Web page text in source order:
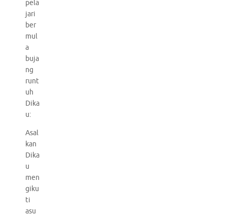
pela
jari
ber
mul
a
buja
ng
runt
uh
Dika
u:
Asal
kan
Dika
u
men
giku
ti
asu